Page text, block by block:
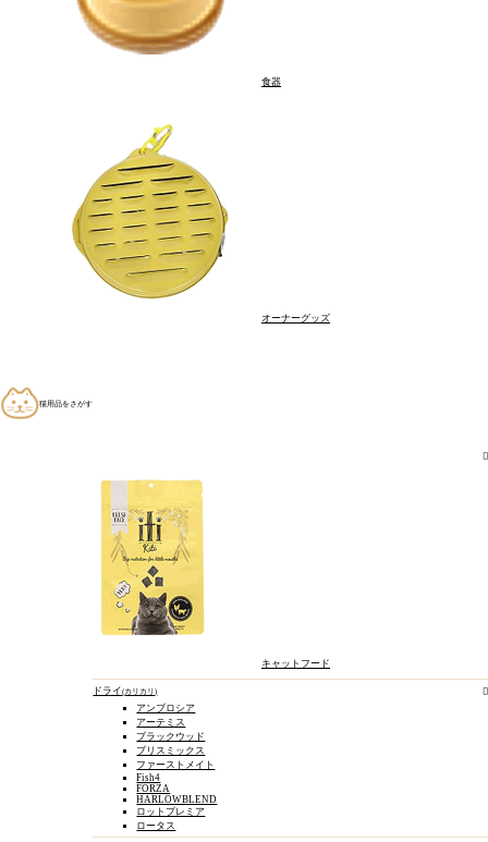
食器
オーナーグッズ
猫用品をさがす
キャットフード
ドライ カリカリ
アンブロシア
アーテミス
ブラックウッド
ブリスミックス
ファーストメイト
Fish4
FORZA
HARLOWBLEND
ロットプレミア
ロータス